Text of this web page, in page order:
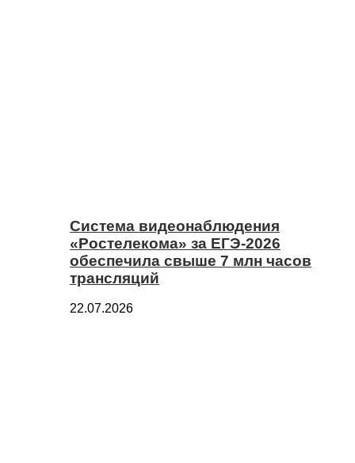
Система видеонаблюдения
«Ростелекома» за ЕГЭ-2026
обеспечила свыше 7 млн часов
трансляций
22.07.2026